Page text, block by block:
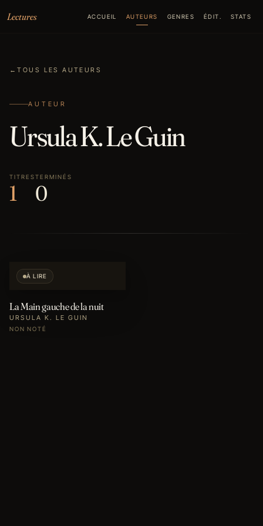
Lectures
ACCUEIL AUTEURS GENRES ÉDIT. STATS
←TOUS LES AUTEURS
AUTEUR
Ursula K. Le Guin
TITRES
1
TERMINÉS
0
À LIRE
La Main gauche de la nuit
URSULA K. LE GUIN
NON NOTÉ